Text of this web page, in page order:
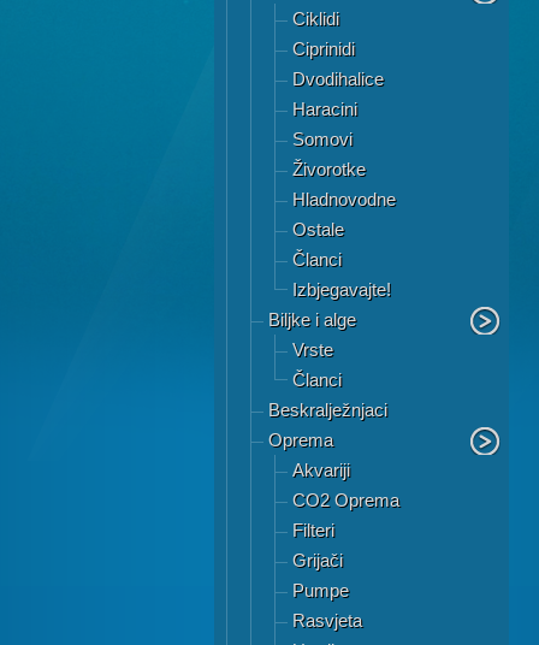
Ciklidi
Ciprinidi
Dvodihalice
Haracini
Somovi
Živorotke
Hladnovodne
Ostale
Članci
Izbjegavajte!
Biljke i alge
Vrste
Članci
Beskralježnjaci
Oprema
Akvariji
CO2 Oprema
Filteri
Grijači
Pumpe
Rasvjeta